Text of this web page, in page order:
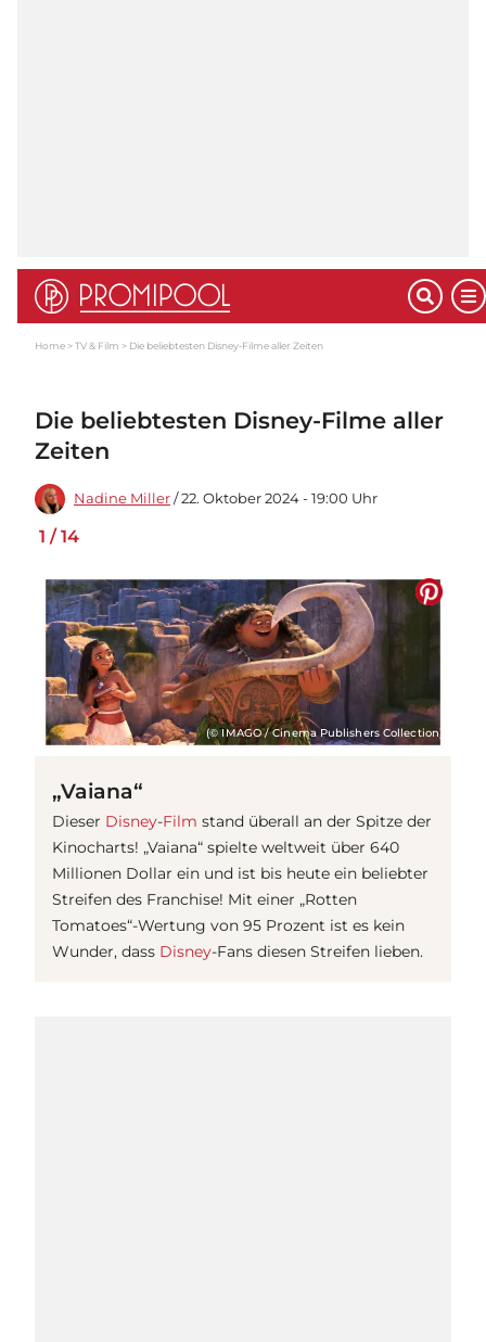
Home TV & Film Die beliebtesten Disney-Filme aller Zeiten
Die beliebtesten Disney-Filme aller
Zeiten
Nadine Miller / 22. Oktober 2024 - 19:00 Uhr
1 /14
(© IMAGO / Cinema Publishers Collection)
„Vaiana“
Dieser Disney-Film stand überall an der Spitze der
Kinocharts! „Vaiana“ spielte weltweit über 640
Millionen Dollar ein und ist bis heute ein beliebter
Streifen des Franchise! Mit einer „Rotten
Tomatoes“-Wertung von 95 Prozent ist es kein
Wunder, dass Disney-Fans diesen Streifen lieben.